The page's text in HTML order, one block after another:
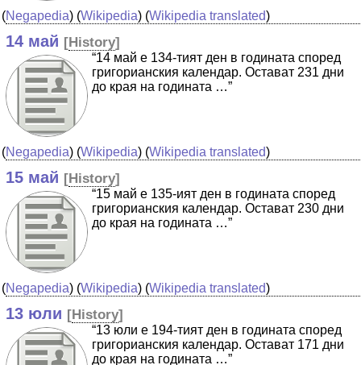
(Negapedia) (Wikipedia) (Wikipedia translated)
14 май [History]
“14 май е 134-тият ден в годината според
григорианския календар. Остават 231 дни
до края на годината …”
(Negapedia) (Wikipedia) (Wikipedia translated)
15 май [History]
“15 май е 135-ият ден в годината според
григорианския календар. Остават 230 дни
до края на годината …”
(Negapedia) (Wikipedia) (Wikipedia translated)
13 юли [History]
“13 юли е 194-тият ден в годината според
григорианския календар. Остават 171 дни
до края на годината …”